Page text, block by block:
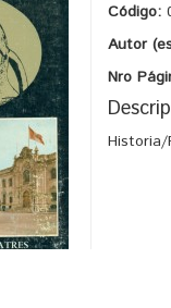
Código:
Autor
Nro